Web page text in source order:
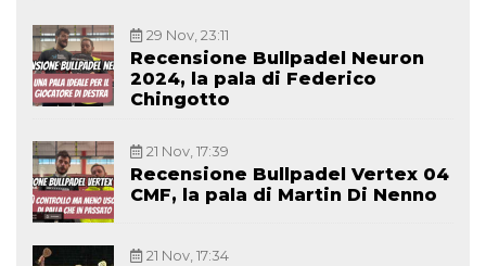
29 Nov, 23:11
Recensione Bullpadel Neuron
2024, la pala di Federico
Chingotto
21 Nov, 17:39
Recensione Bullpadel Vertex 04
CMF, la pala di Martin Di Nenno
21 Nov, 17:34